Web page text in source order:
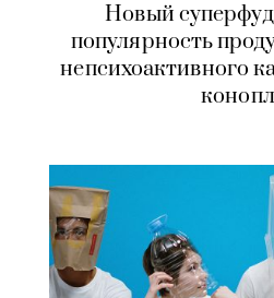
Новый
популярность
непсихоактивного